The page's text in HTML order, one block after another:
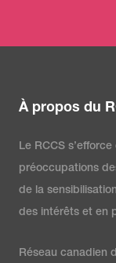
À propos du
Le RCCS
préoccupations
de la
des intérêts et en
Réseau canadien